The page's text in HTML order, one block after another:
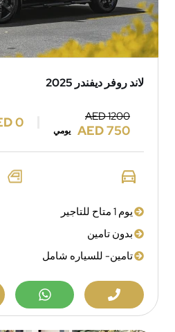
لاند روفر ديفندر 2025
AED 1200
AED 750 يومي
0
يوم 1 متاح للتاجير
بدون تامين
تامين- للسياره شامل